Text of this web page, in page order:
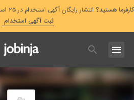
کارفرما هستید؟ انتشار رایگان آگهی استخدام در ۲۵ استان و ۲۶ دسته‌بندی شغلی
ثبت آگهی استخدام